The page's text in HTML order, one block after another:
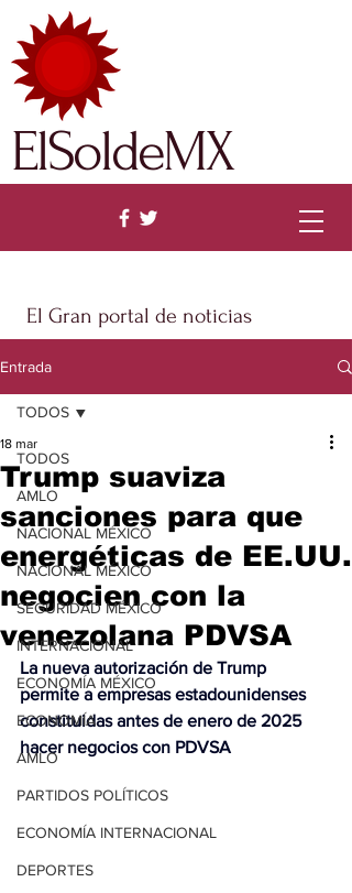
El Gran portal de noticias
ElSoldeMX
Entrada
TODOS
AMLO
NACIONAL MÉXICO
NACIONAL MÉXICO
SEGURIDAD MÉXICO
INTERNACIONAL
ECONOMÍA MÉXICO
ECONOMÍA
AMLO
PARTIDOS POLÍTICOS
ECONOMÍA INTERNACIONAL
DEPORTES
TODOS
Trump suaviza
sanciones para que
energéticas de EE.UU.
negocien con la
venezolana PDVSA
18 mar
La nueva autorización de Trump
permite a empresas estadounidenses
constituidas antes de enero de 2025
hacer negocios con PDVSA